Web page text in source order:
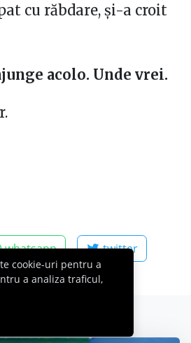
cu răbdare, și-a croit
acolo. Unde vrei.
whatsapp twitter
cookie-uri pentru a
a analiza traficul,